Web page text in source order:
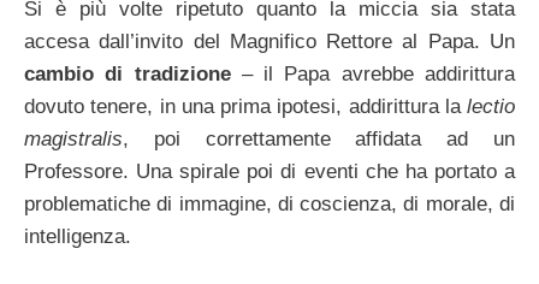
Si è più volte ripetuto quanto la miccia sia stata
accesa dall’invito del Magnifico Rettore al Papa. Un
cambio di tradizione – il Papa avrebbe addirittura
dovuto tenere, in una prima ipotesi, addirittura la lectio
magistralis, poi correttamente affidata ad un
Professore. Una spirale poi di eventi che ha portato a
problematiche di immagine, di coscienza, di morale, di
intelligenza.